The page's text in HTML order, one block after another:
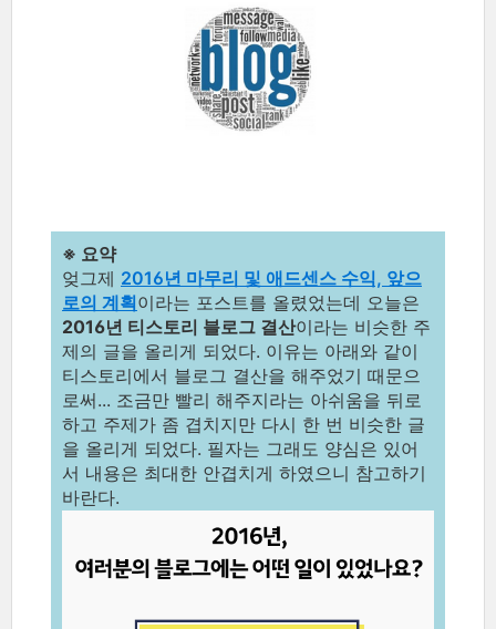
※ 요약
엊그제 2016년 마무리 및 애드센스 수익, 앞으
로의 계획이라는 포스트를 올렸었는데 오늘은
2016년 티스토리 블로그 결산이라는 비슷한 주
제의 글을 올리게 되었다. 이유는 아래와 같이
티스토리에서 블로그 결산을 해주었기 때문으
로써... 조금만 빨리 해주지라는 아쉬움을 뒤로
하고 주제가 좀 겹치지만 다시 한 번 비슷한 글
을 올리게 되었다. 필자는 그래도 양심은 있어
서 내용은 최대한 안겹치게 하였으니 참고하기
바란다.